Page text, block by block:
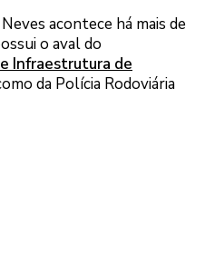
acontece há mais de
o aval do
Infraestrutura de
da Polícia Rodoviária